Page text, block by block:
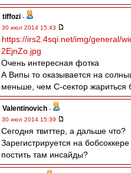
tiffozi -
30 июл 2014 15:43
https://irs2.4sqi.net/img/general/
2EjnZo.jpg
Очень интересная фотка
А Випы то оказывается на
меньше, чем С-сектор жариться
Valentinovich -
30 июл 2014 15:39
Сегодня твиттер, а дальше что?
Зарегистрируется на
постить там инсайды?